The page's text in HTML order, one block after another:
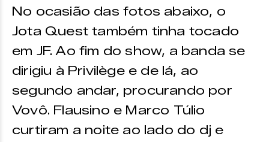
No ocasião das fotos abaixo, o
Jota Quest também tinha tocado
em JF. Ao fim do show, a banda se
dirigiu à Privilège e de lá, ao
segundo andar, procurando por
Vovô. Flausino e Marco Túlio
curtiram a noite ao lado do dj e